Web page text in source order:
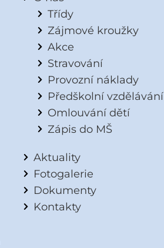
Třídy
Zájmové kroužky
Akce
Stravování
Provozní náklady
Předškolní vzdělávání
Omlouvání dětí
Zápis do MŠ
Aktuality
Fotogalerie
Dokumenty
Kontakty